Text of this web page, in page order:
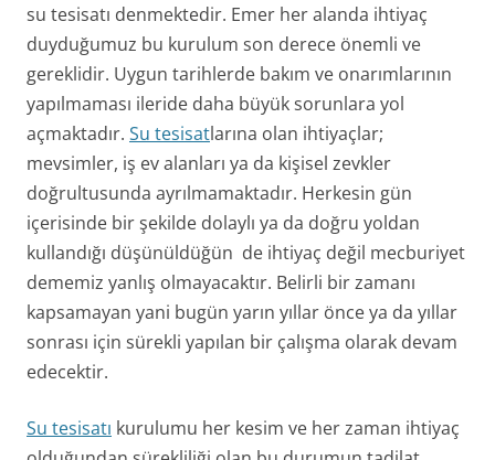
su tesisatı denmektedir. Emer her alanda ihtiyaç
duyduğumuz bu kurulum son derece önemli ve
gereklidir. Uygun tarihlerde bakım ve onarımlarının
yapılmaması ileride daha büyük sorunlara yol
açmaktadır. Su tesisatlarına olan ihtiyaçlar;
mevsimler, iş ev alanları ya da kişisel zevkler
doğrultusunda ayrılmamaktadır. Herkesin gün
içerisinde bir şekilde dolaylı ya da doğru yoldan
kullandığı düşünüldüğün de ihtiyaç değil mecburiyet
dememiz yanlış olmayacaktır. Belirli bir zamanı
kapsamayan yani bugün yarın yıllar önce ya da yıllar
sonrası için sürekli yapılan bir çalışma olarak devam
edecektir.
Su tesisatı kurulumu her kesim ve her zaman ihtiyaç